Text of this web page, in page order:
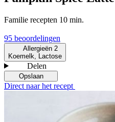
Familie recepten 10 min.
95 beoordelingen
Allergieën 2
Koemelk, Lactose
Delen
Opslaan
Direct naar het recept